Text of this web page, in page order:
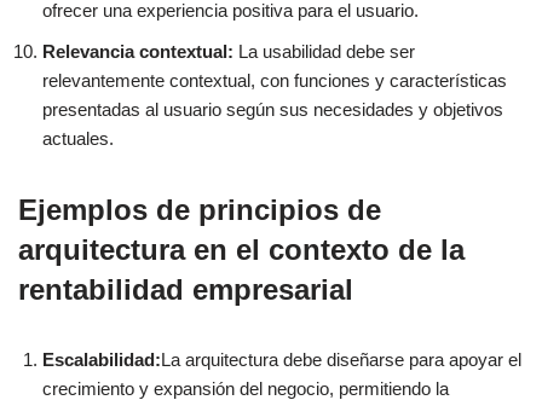
ofrecer una experiencia positiva para el usuario.
Relevancia contextual: La usabilidad debe ser
relevantemente contextual, con funciones y características
presentadas al usuario según sus necesidades y objetivos
actuales.
Ejemplos de principios de
arquitectura en el contexto de la
rentabilidad empresarial
Escalabilidad:La arquitectura debe diseñarse para apoyar el
crecimiento y expansión del negocio, permitiendo la